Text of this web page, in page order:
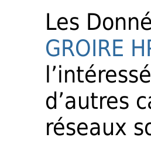
Les
GROIRE
d’autres
réseaux